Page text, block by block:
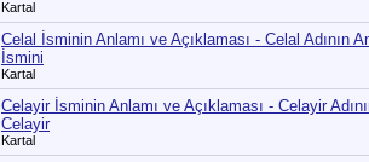
Kartal
Celal İsminin Anlamı ve Açıklaması - Celal Adının
İsmini
Kartal
Celayir İsminin Anlamı ve Açıklaması - Celayir
Celayir
Kartal